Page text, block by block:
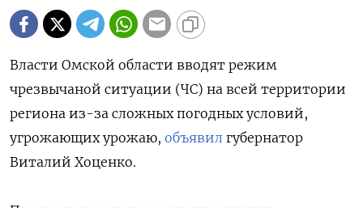
Власти Омской области вводят режим
чрезвычаной ситуации (ЧС) на всей территории
региона из-за сложных погодных условий,
угрожающих урожаю, объявил губернатор
Виталий Хоценко.